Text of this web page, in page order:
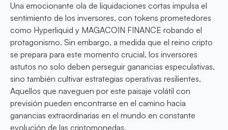
Una emocionante ola de liquidaciones cortas impulsa el
sentimiento de los inversores, con tokens prometedores
como Hyperliquid y MAGACOIN FINANCE robando el
protagonismo. Sin embargo, a medida que el reino cripto
se prepara para este momento crucial, los inversores
astutos no solo deben perseguir ganancias especulativas,
sino también cultivar estrategias operativas resilientes.
Aquellos que naveguen por este paisaje volátil con
previsión pueden encontrarse en el camino hacia
ganancias extraordinarias en el mundo en constante
evolución de las criptomonedas.